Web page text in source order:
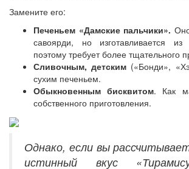
Замените его:
Печеньем «Дамские пальчики».
савоярди, но изготавливается из
поэтому требует более тщательного
Сливочным, детским («Бонди»,
сухим печеньем.
Обыкновенным бисквитом. Как
собственного приготовления.
Однако, если вы
истинный вкус